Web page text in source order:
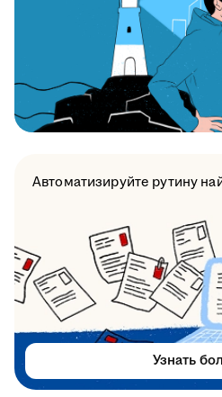
Автоматизируйте рутину
Узнать